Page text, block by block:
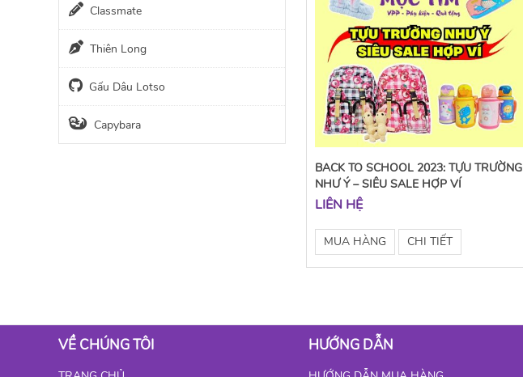
BACK TO SCHOOL 2023: TỰU TRƯỜNG
NHƯ Ý – SIÊU SALE HỢP VÍ
LIÊN HỆ
MUA HÀNG CHI TIẾT
Classmate
Thiên Long
Gấu Dâu Lotso
Capybara
VỀ CHÚNG TÔI HƯỚNG DẪN